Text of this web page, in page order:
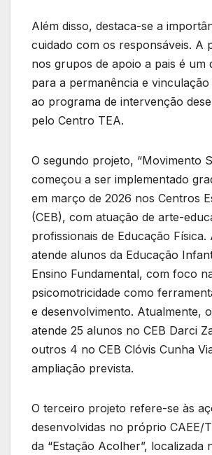
Além disso, destaca-se a
cuidado com os responsáveis. A
nos grupos de apoio a pais é um
para a permanência e
ao programa de intervenção
pelo Centro TEA.
O segundo projeto, “Movimento
começou a ser implementado
em março de 2026 nos Centros
(CEB), com atuação de arte-
profissionais de Educação Física.
atende alunos da Educação
Ensino Fundamental, com foco
psicomotricidade como
e desenvolvimento. Atualmente,
atende 25 alunos no CEB Darci
outros 4 no CEB Clóvis Cunha
ampliação prevista.
O terceiro projeto refere-se às
desenvolvidas no próprio CAEE/
da “Estação Acolher”, localizada